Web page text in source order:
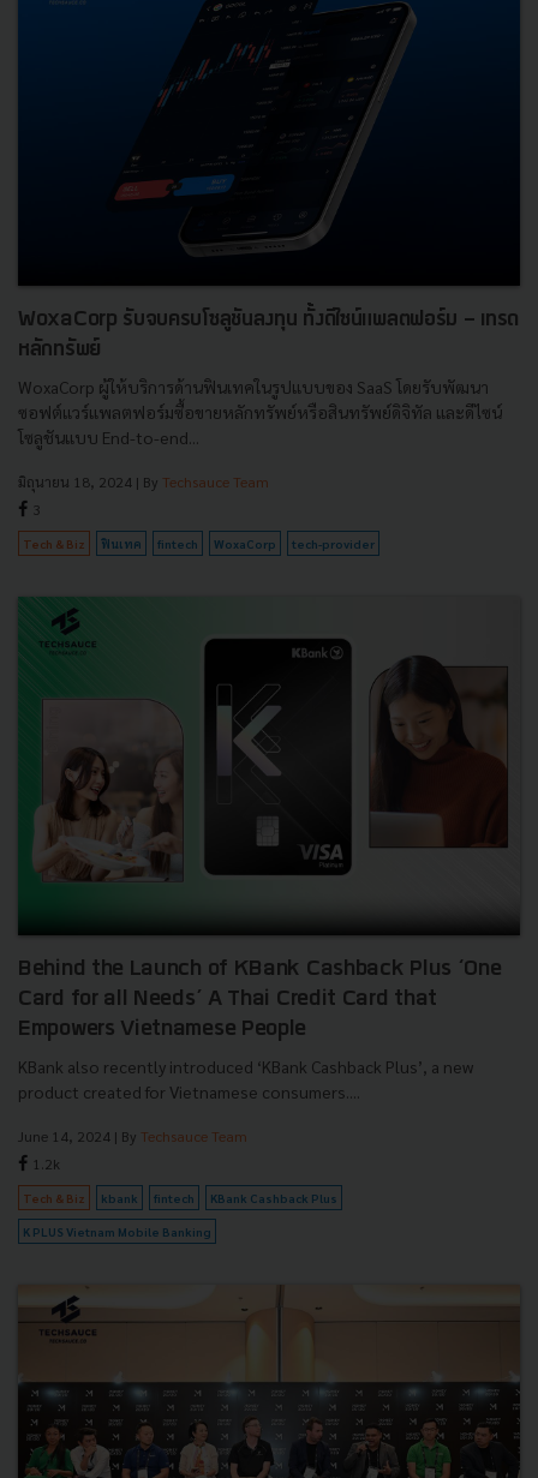
WoxaCorp รับจบครบโซลูชันลงทุน ทั้งดีไซน์แพลตฟอร์ม - เทรด
หลักทรัพย์
WoxaCorp ผู้ให้บริการด้านฟินเทคในรูปแบบของ SaaS โดยรับพัฒนา
ซอฟต์แวร์แพลตฟอร์มซื้อขายหลักทรัพย์หรือสินทรัพย์ดิจิทัล และดีไซน์
โซลูชันแบบ End-to-end...
มิถุนายน 18, 2024 | By Techsauce Team
3
Tech & Biz ฟินเทค fintech WoxaCorp tech-provider
Behind the Launch of KBank Cashback Plus ‘One
Card for all Needs’ A Thai Credit Card that
Empowers Vietnamese People
KBank also recently introduced ‘KBank Cashback Plus’, a new
product created for Vietnamese consumers....
June 14, 2024 | By Techsauce Team
1.2k
Tech & Biz kbank fintech KBank Cashback Plus
K PLUS Vietnam Mobile Banking